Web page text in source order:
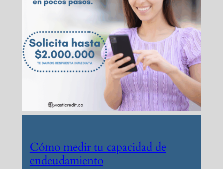
Cómo medir tu capacidad de
endeudamiento